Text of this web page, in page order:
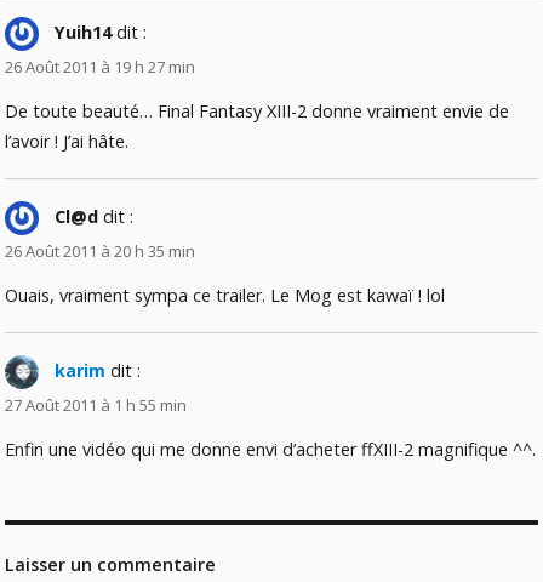
Yuih14 dit :
26 Août 2011 à 19 h 27 min
De toute beauté… Final Fantasy XIII-2 donne vraiment envie de
l’avoir ! J’ai hâte.
Cl@d dit :
26 Août 2011 à 20 h 35 min
Ouais, vraiment sympa ce trailer. Le Mog est kawaï ! lol
karim dit :
27 Août 2011 à 1 h 55 min
Enfin une vidéo qui me donne envi d’acheter ffXIII-2 magnifique ^^.
Laisser un commentaire